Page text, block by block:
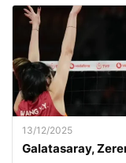
13/12/2025
Galatasaray,